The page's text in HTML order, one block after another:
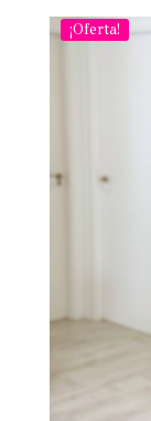
¡Oferta!